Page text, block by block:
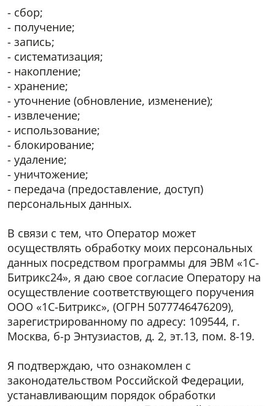
Договора оферты
Я соглашаюсь на получение рекламных предложений, а
также рассылок рекламного характера, в том числе полезных
материалов.
Отправить
Отправка данных
- поля, обязательные для заполнения
Договора оферты
Я соглашаюсь на получение рекламных предложений, а
также рассылок рекламного характера, в том числе полезных
материалов.
Отправить
Отправка данных
- поля, обязательные для заполнения
- сбор;
- получение;
- запись;
- систематизация;
- накопление;
- хранение;
- уточнение (обновление, изменение);
- извлечение;
- использование;
- блокирование;
- удаление;
- уничтожение;
- передача (предоставление, доступ)
персональных данных.
В связи с тем, что Оператор может
осуществлять обработку моих персональных
данных посредством программы для ЭВМ «1С-
Битрикс24», я даю свое согласие Оператору на
осуществление соответствующего поручения
ООО «1С-Битрикс», (ОГРН 5077746476209),
зарегистрированному по адресу: 109544, г.
Москва, б-р Энтузиастов, д. 2, эт.13, пом. 8-19.
Я подтверждаю, что ознакомлен с
законодательством Российской Федерации,
устанавливающим порядок обработки